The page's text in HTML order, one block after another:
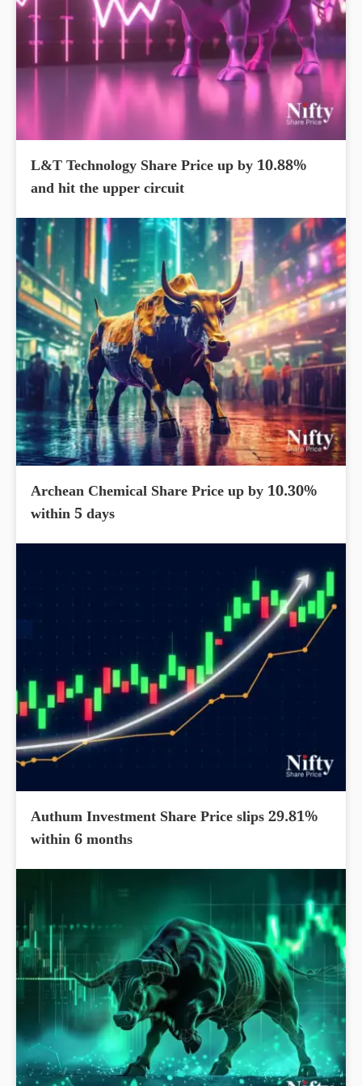
L&T Technology Share Price up by 10.88%
and hit the upper circuit
Archean Chemical Share Price up by 10.30%
within 5 days
Authum Investment Share Price slips 29.81%
within 6 months